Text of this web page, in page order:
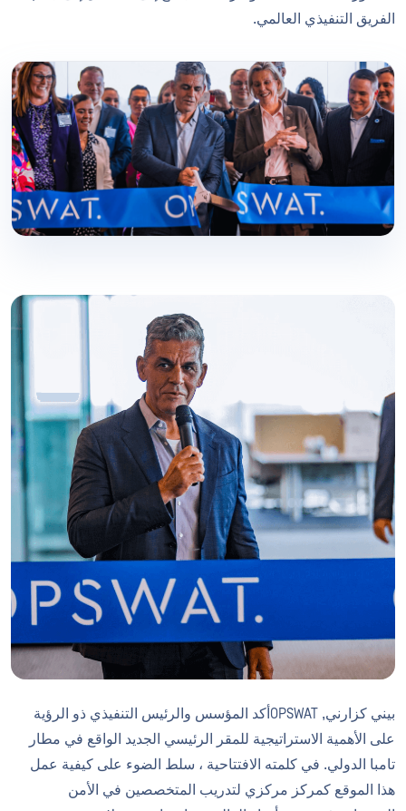
الفريق التنفيذي العالمي.
بيني كزارني, OPSWATأكد المؤسس والرئيس التنفيذي ذو الرؤية
على الأهمية الاستراتيجية للمقر الرئيسي الجديد الواقع في مطار
تامبا الدولي. في كلمته الافتتاحية ، سلط الضوء على كيفية عمل
هذا الموقع كمركز مركزي لتدريب المتخصصين في الأمن